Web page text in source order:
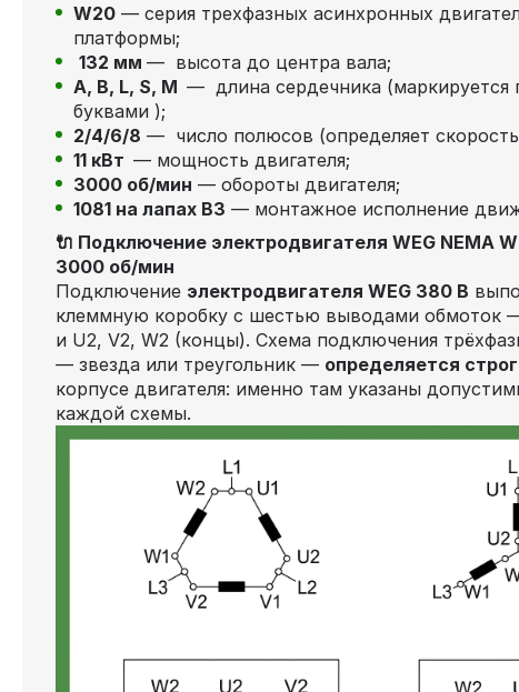
W20 — серия трехфазных асинхронных
платформы;
132 мм — высота до центра вала;
А, В, L, S, М — длина сердечника (маркируется
буквами );
2/4/6/8 — число полюсов (определяет
11 кВт — мощность двигателя;
3000 об/мин — обороты двигателя;
1081 на лапах В3 — монтажное исполнение
🔌 Подключение электродвигателя WEG NEMA
3000 об/мин
Подключение электродвигателя WEG 380 В
клеммную коробку с шестью выводами обмоток —
и U2, V2, W2 (концы). Схема подключения
— звезда или треугольник — определяется
корпусе двигателя: именно там указаны
каждой схемы.